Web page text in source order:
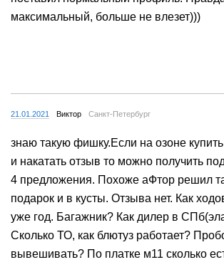
максимальный, больше не влезет)))
21.01.2021 Виктор Санкт-Петербург
знаю такую фишку.Если на озоне
и накатать отзыв то можно получить
4 предложения. Похоже аФтор решил
подарок и в кусты. Отзыва нет. Как
уже год. Багажник? Как дилер в
Сколько ТО, как блютуз работает?
вывешивать? По платке м11 сколько